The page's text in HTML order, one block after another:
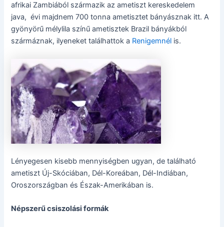
afrikai Zambiából származik az ametiszt kereskedelem
java, évi majdnem 700 tonna ametisztet bányásznak itt. A
gyönyörű mélylila színű ametisztek Brazil bányákból
szármáznak, ilyeneket találhattok a Renigemnél is.
Lényegesen kisebb mennyiségben ugyan, de található
ametiszt Új-Skóciában, Dél-Koreában, Dél-Indiában,
Oroszországban és Észak-Amerikában is.
Népszerű csiszolási formák